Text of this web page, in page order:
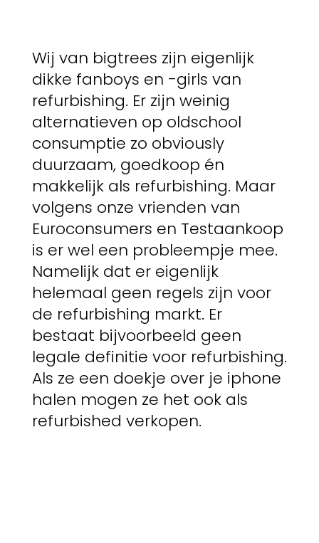
Wij van bigtrees zijn eigenlijk
dikke fanboys en -girls van
refurbishing. Er zijn weinig
alternatieven op oldschool
consumptie zo obviously
duurzaam, goedkoop én
makkelijk als refurbishing. Maar
volgens onze vrienden van
Euroconsumers en Testaankoop
is er wel een probleempje mee.
Namelijk dat er eigenlijk
helemaal geen regels zijn voor
de refurbishing markt. Er
bestaat bijvoorbeeld geen
legale definitie voor refurbishing.
Als ze een doekje over je iphone
halen mogen ze het ook als
refurbished verkopen.